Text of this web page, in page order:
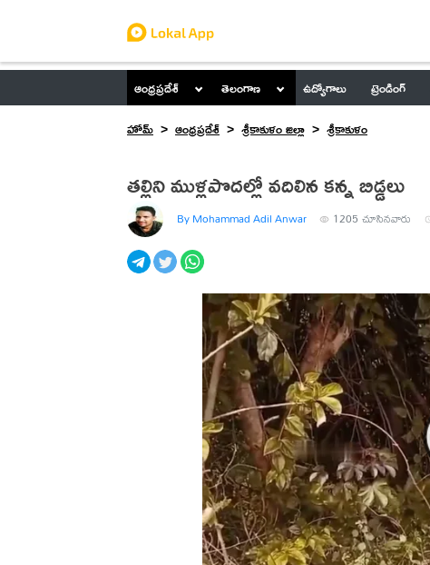
ఆంధ్రప్రదేశ్ తెలంగాణ ఉద్యోగాలు ట్రెండింగ్
హోమ్
ఆంధ్రప్రదేశ్ శ్రీకాకుళం జిల్లా శ్రీకాకుళం
తల్లిని ముళ్లపొదల్లో వదిలిన కన్న బిడ్డలు
By Mohammad Adil Anwar 1205 చూసినవారు